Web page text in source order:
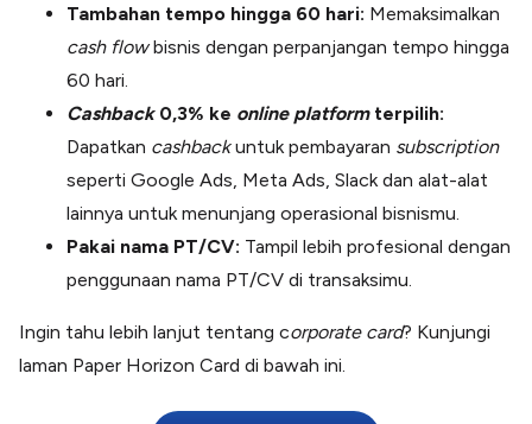
Tambahan tempo hingga 60 hari: Memaksimalkan
cash flowbisnis dengan perpanjangan tempo hingga
60 hari.
Cashback 0,3% ke online platformterpilih:
Dapatkan cashbackuntuk pembayaran subscription
seperti Google Ads, Meta Ads, Slack dan alat-alat
lainnya untuk menunjang operasional bisnismu.
Pakai nama PT/CV: Tampil lebih profesional dengan
penggunaan nama PT/CV di transaksimu.
Ingin tahu lebih lanjut tentang corporate card? Kunjungi
laman Paper Horizon Card di bawah ini.